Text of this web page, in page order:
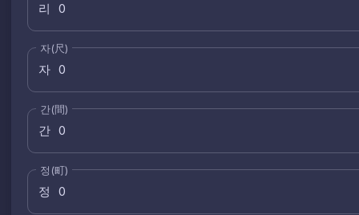
리
자(尺)
자
간(間)
간
정(町)
정